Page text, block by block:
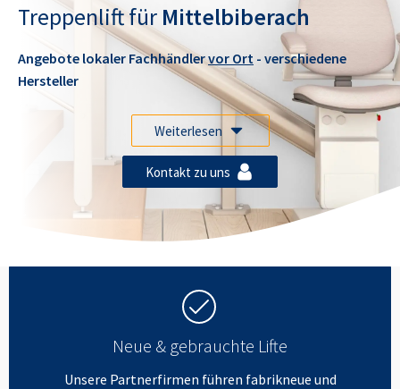
Treppenlift für Mittelbiberach
Angebote lokaler Fachhändlervor Ort - verschiedene
Hersteller
Weiterlesen
Kontakt zu uns
Neue & gebrauchte Lifte
Unsere Partnerfirmen führen fabrikneue und